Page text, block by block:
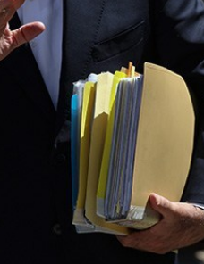
مسجد توفیق در مشهد